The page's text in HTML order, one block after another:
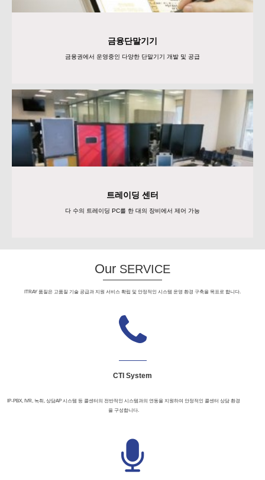
금융단말기기
금융권에서 운영중인 다양한 단말기기 개발 및 공급
트레이딩 센터
다 수의 트레이딩 PC를 한 대의 장비에서 제어 가능
ITRAY 품질은 고품질 기술 공급과 지원 서비스 확립 및 안정적인 시스템 운영 환경 구축을 목표로 합니다.
CTI System
IP-PBX, IVR, 녹취, 상담AP 시스템 등 콜센터의 전반적인 시스템과의 연동을 지원하여 안정적인 콜센터 상담 환경
을 구성합니다.